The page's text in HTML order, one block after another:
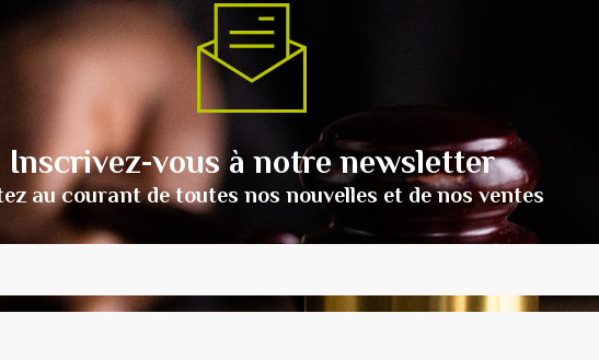
Inscrivez-vous à notre newsletter
au courant de toutes nos nouvelles et de nos ventes